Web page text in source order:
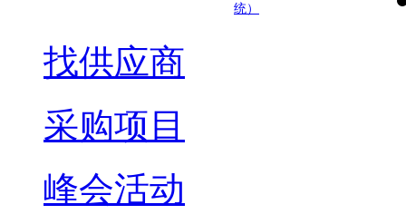
统）
找供应商
采购项目
峰会活动